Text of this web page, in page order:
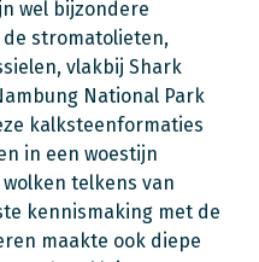
wel bijzondere
stromatolieten,
vlakbij Shark
National Park
kalksteenformaties
in een woestijn
telkens van
kennismaking met de
maakte ook diepe